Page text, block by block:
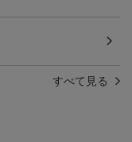
すべて見る